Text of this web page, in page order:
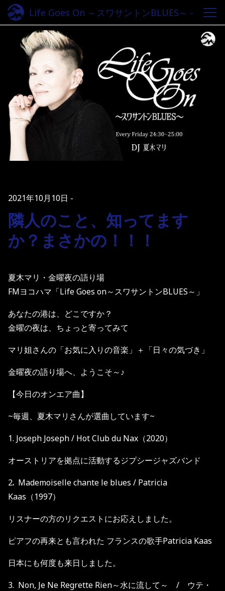
Life Goes On ～スワサントンBLUES～ -
Fm yokohama 84.7
2021年10月10日
隣人のこと、知ってます
か？まさかの！！！
夏木マリ・金曜夜の語り場
FMヨコハマ「Life Goes on～スワサントンBLUES～」
あなたの港は、どこですか？
金曜の夜は、ちょっと寄ってみて
マリ姐さんの「お気に入りの音楽」＋「日々の気づき」
金曜夜の語り場へ、ようこそ～♪
【今日のオンエア曲】
~毎週、夏木マリさんが選曲しています~
1. Joseph Joseph / Hot Club du Nax（2020）
オーストリアを拠点に活動するジプシージャズバンド
2. Mademoiselle chante le blues / Patricia
Kaas（1997）
リスナーの方のリクエストにお応えしました。
ピアフの再来とも言われた フランスの歌手Patricia Kaas
日本にも何度も来日しました。
3. Non, Je Ne Regrette Rien～水に流して～ / ウテ・